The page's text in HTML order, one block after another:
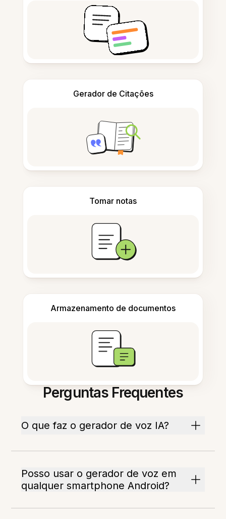
Gerador de Citações
Tomar notas
Armazenamento de documentos
Perguntas Frequentes
O que faz o gerador de voz IA?
Posso usar o gerador de voz em
qualquer smartphone Android?